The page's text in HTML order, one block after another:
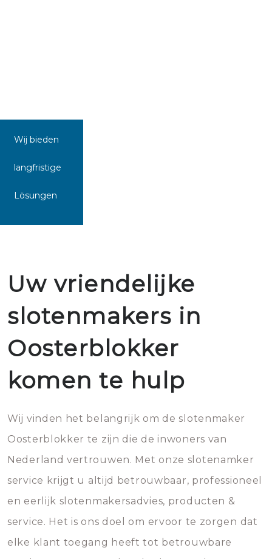
Wij bieden
langfristige
Lösungen
Uw vriendelijke
slotenmakers in
Oosterblokker
komen te hulp
Wij vinden het belangrijk om de slotenmaker
Oosterblokker te zijn die de inwoners van
Nederland vertrouwen. Met onze slotenamker
service krijgt u altijd betrouwbaar, professioneel
en eerlijk slotenmakersadvies, producten &
service. Het is ons doel om ervoor te zorgen dat
elke klant toegang heeft tot betrouwbare